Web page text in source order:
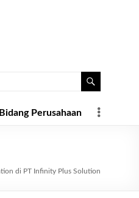
Bidang Perusahaan
di PT Infinity Plus Solution